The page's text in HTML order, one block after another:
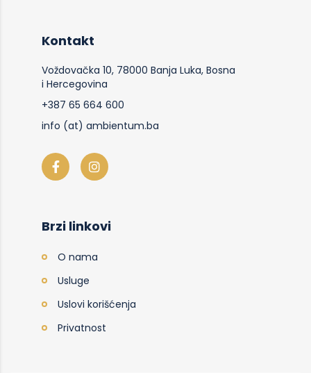
Kontakt
Voždovačka 10, 78000 Banja Luka, Bosna
i Hercegovina
+387 65 664 600
info (at) ambientum.ba
Brzi linkovi
O nama
Usluge
Uslovi korišćenja
Privatnost